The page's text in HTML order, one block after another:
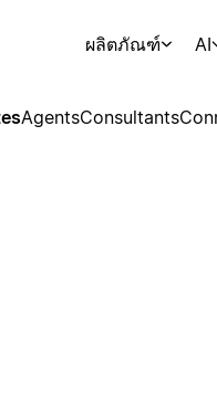
ผลิตภัณฑ์ AI
AgentsConsultants